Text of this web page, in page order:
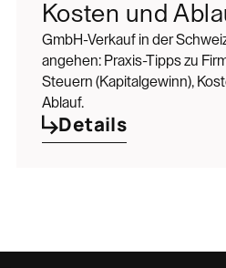
Kosten und
GmbH-Verkauf in der
angehen: Praxis-Tipps zu
Steuern (Kapitalgewinn),
Ablauf.
Details